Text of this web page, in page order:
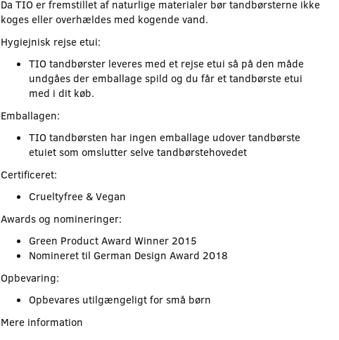
Da TIO er fremstillet af naturlige materialer bør tandbørsterne ikke
koges eller overhældes med kogende vand.
Hygiejnisk rejse etui:
TIO tandbørster leveres med et rejse etui så på den måde
undgåes der emballage spild og du får et tandbørste etui
med i dit køb.
Emballagen:
TIO tandbørsten har ingen emballage udover tandbørste
etuiet som omslutter selve tandbørstehovedet
Certificeret:
Crueltyfree & Vegan
Awards og nomineringer:
Green Product Award Winner 2015
Nomineret til German Design Award 2018
Opbevaring:
Opbevares utilgængeligt for små børn
Mere information